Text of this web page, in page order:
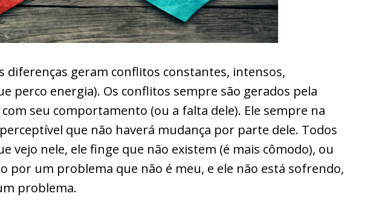
diferenças geram conflitos constantes, intensos,
perco energia). Os conflitos sempre são gerados pela
seu comportamento (ou a falta dele). Ele sempre na
que não haverá mudança por parte dele. Todos
vejo nele, ele finge que não existem (é mais cômodo), ou
por um problema que não é meu, e ele não está sofrendo,
problema.